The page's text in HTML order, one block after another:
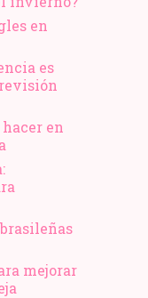
en
es
en
mejorar